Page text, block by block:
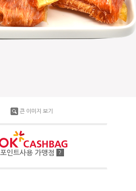
큰 이미지 보기
포인트사용 가맹점 ?